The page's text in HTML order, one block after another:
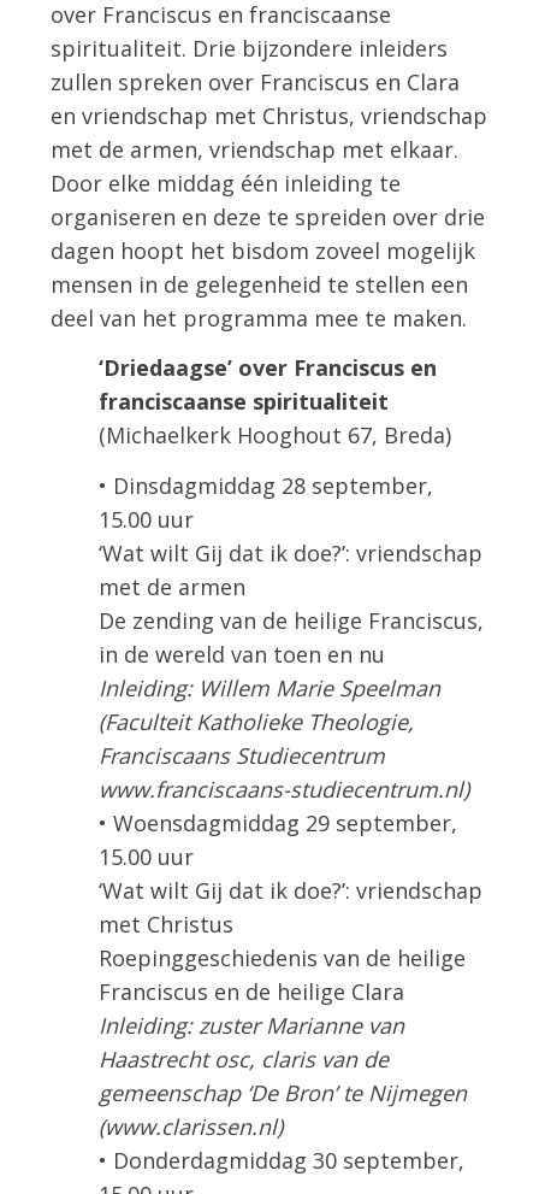
over Franciscus en franciscaanse
spiritualiteit. Drie bijzondere inleiders
zullen spreken over Franciscus en Clara
en vriendschap met Christus, vriendschap
met de armen, vriendschap met elkaar.
Door elke middag één inleiding te
organiseren en deze te spreiden over drie
dagen hoopt het bisdom zoveel mogelijk
mensen in de gelegenheid te stellen een
deel van het programma mee te maken.
‘Driedaagse’ over Franciscus en
franciscaanse spiritualiteit
(Michaelkerk Hooghout 67, Breda)
• Dinsdagmiddag 28 september,
15.00 uur
‘Wat wilt Gij dat ik doe?’: vriendschap
met de armen
De zending van de heilige Franciscus,
in de wereld van toen en nu
Inleiding: Willem Marie Speelman
(Faculteit Katholieke Theologie,
Franciscaans Studiecentrum
www.franciscaans-studiecentrum.nl)
• Woensdagmiddag 29 september,
15.00 uur
‘Wat wilt Gij dat ik doe?’: vriendschap
met Christus
Roepinggeschiedenis van de heilige
Franciscus en de heilige Clara
Inleiding: zuster Marianne van
Haastrecht osc, claris van de
gemeenschap ‘De Bron’ te Nijmegen
(www.clarissen.nl)
• Donderdagmiddag 30 september,